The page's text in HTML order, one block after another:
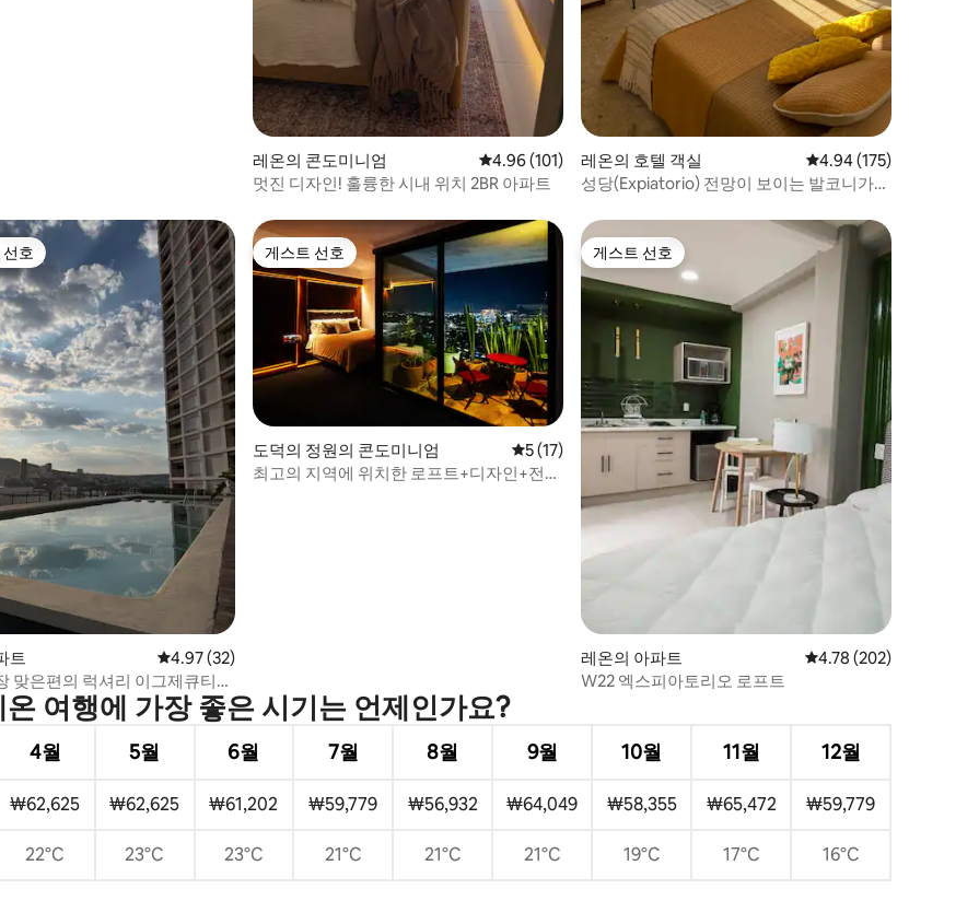
레온의 콘도미니엄 평점 4.96점(5점 만점), 후기 101개
4.96 (101)
멋진 디자인! 훌륭한 시내 위치 2BR 아파트
레온의 호텔 객실 평점 4.94점(5점 만점),
4.94 (175)
성당(Expiatorio) 전망이 보이는 발코니가
기 35개
선호
호
트 평점 4.97점(5점 만점), 후기 32개
4.97 (32)
맞은편의 럭셔리 이그제큐티브
게스트 선호
게스트 선호
도덕의 정원의 콘도미니엄 평점 5점(5점 만점), 후기 17개
5 (17)
최고의 지역에 위치한 로프트+디자인+전망
게스트 선호
게스트 선호
레온의 아파트 평점 4.78점(5점 만점),
4.78 (202)
W22 엑스피아토리오 로프트
온 여행에 가장 좋은 시기는 언제인가요?
4월 5월 6월 7월 8월 9월 10월 11월 12월
₩62,625 ₩62,625 ₩61,202 ₩59,779 ₩56,932 ₩64,049 ₩58,355 ₩65,472 ₩59,779
22°C 23°C 23°C 21°C 21°C 21°C 19°C 17°C 16°C